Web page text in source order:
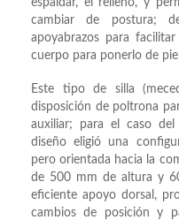
espaldar, el relleno, y
cambiar de postura;
apoyabrazos para
cuerpo para ponerlo de
Este tipo de silla
disposición de poltrona
auxiliar; para el caso
diseño eligió una
pero orientada hacia la
de 500 mm de altura y
eficiente apoyo dorsal,
cambios de posición y